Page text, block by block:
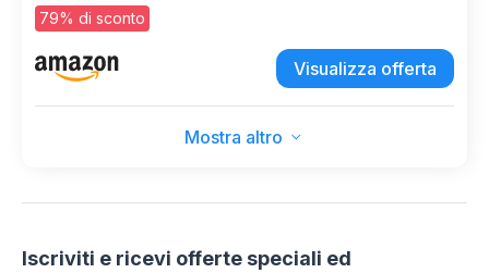
Cardiofrequenzimetro da Polso Saturimetro
Orologio Fitness Smart Watch Notifice
WhatsApp Impermeabile IP68 per Android iOS
79% di sconto
Visualizza offerta
Mostra altro
Iscriviti e ricevi offerte speciali ed